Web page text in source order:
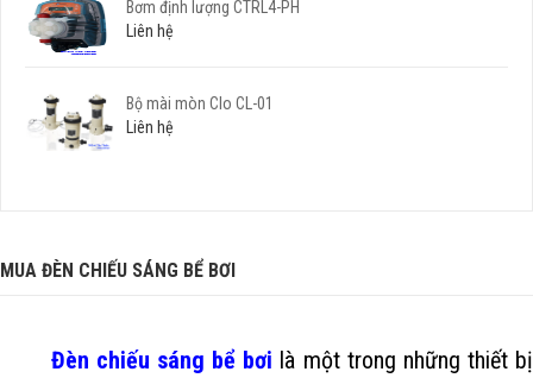
Bơm định lượng CTRL4-PH
Liên hệ
Bộ mài mòn Clo CL-01
Liên hệ
MUA ĐÈN CHIẾU SÁNG BỂ BƠI
Đèn chiếu sáng bể bơi là một trong những thiết bị